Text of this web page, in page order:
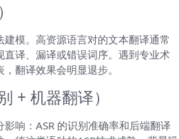
模。高资源语言对的文本翻译通常
译、漏译或错误词序。遇到专业术
翻译效果会明显退步。
+ 机器翻译）
响：ASR 的识别准确率和后端翻译